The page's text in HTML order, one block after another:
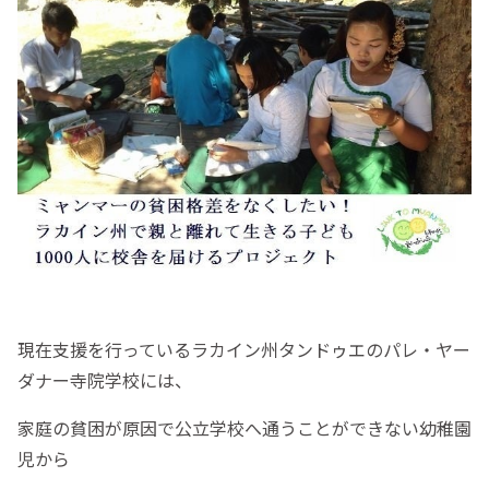
現在支援を行っているラカイン州タンドゥエのパレ・ヤー
ダナー寺院学校には、
家庭の貧困が原因で公立学校へ通うことができない幼稚園
児から